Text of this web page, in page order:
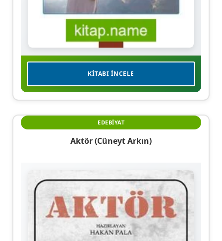
KITABI İNCELE
EDEBIYAT
Aktör (Cüneyt Arkın)